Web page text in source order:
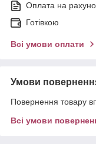
Оплата на
Готівкою
Всі умови оплати
Умови
Повернення товару
Всі умови